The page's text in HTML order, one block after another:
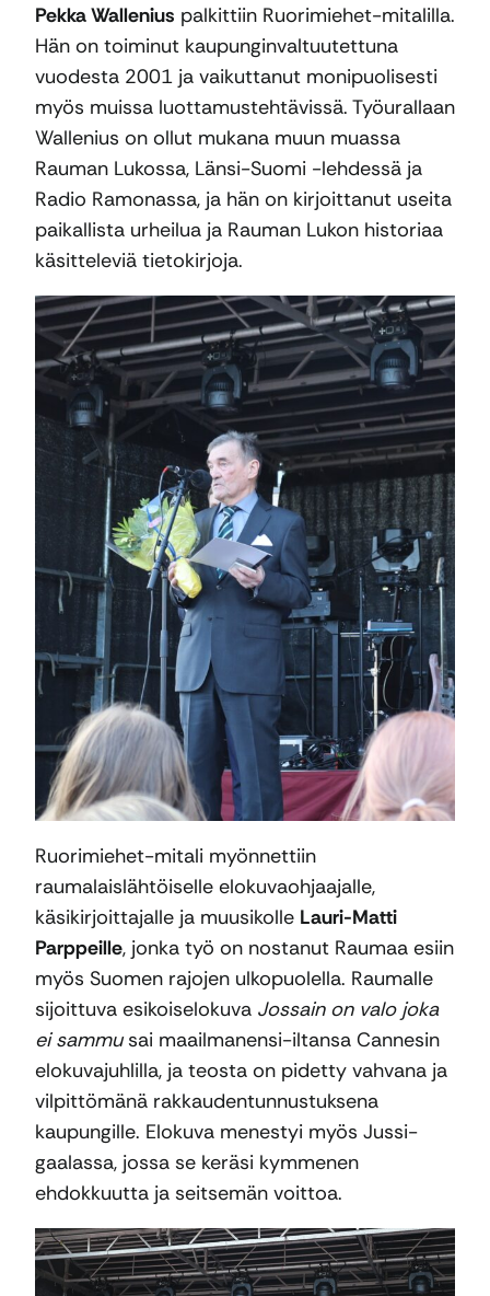
Pekka Wallenius palkittiin Ruorimiehet-mitalilla.
Hän on toiminut kaupunginvaltuutettuna
vuodesta 2001 ja vaikuttanut monipuolisesti
myös muissa luottamustehtävissä. Työurallaan
Wallenius on ollut mukana muun muassa
Rauman Lukossa, Länsi-Suomi -lehdessä ja
Radio Ramonassa, ja hän on kirjoittanut useita
paikallista urheilua ja Rauman Lukon historiaa
käsitteleviä tietokirjoja.
Ruorimiehet-mitali myönnettiin
raumalaislähtöiselle elokuvaohjaajalle,
käsikirjoittajalle ja muusikolle Lauri-Matti
Parppeille, jonka työ on nostanut Raumaa esiin
myös Suomen rajojen ulkopuolella. Raumalle
sijoittuva esikoiselokuva Jossain on valo joka
ei sammusai maailmanensi-iltansa Cannesin
elokuvajuhlilla, ja teosta on pidetty vahvana ja
vilpittömänä rakkaudentunnustuksena
kaupungille. Elokuva menestyi myös Jussi-
gaalassa, jossa se keräsi kymmenen
ehdokkuutta ja seitsemän voittoa.